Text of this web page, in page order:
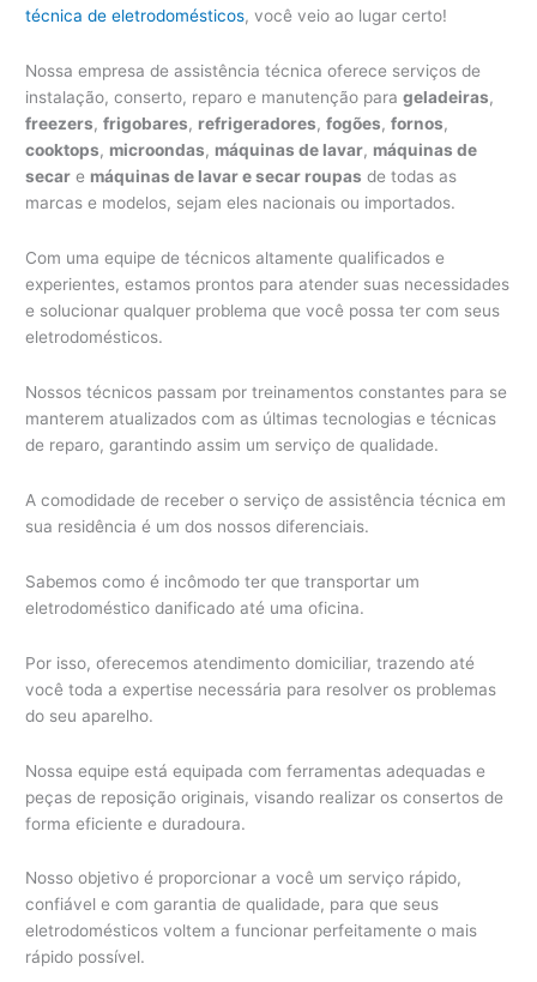
técnica de eletrodomésticos, você veio ao lugar certo!
Nossa empresa de assistência técnica oferece serviços de
instalação, conserto, reparo e manutenção parageladeiras,
freezers,frigobares, refrigeradores,fogões,fornos,
cooktops, microondas, máquinas de lavar, máquinas de
secar e máquinas de lavar e secar roupas de todas as
marcas e modelos, sejam eles nacionais ou importados.
Com uma equipe de técnicos altamente qualificados e
experientes, estamos prontos para atender suas necessidades
e solucionar qualquer problema que você possa ter com seus
eletrodomésticos.
Nossos técnicos passam por treinamentos constantes para se
manterem atualizados com as últimas tecnologias e técnicas
de reparo, garantindo assim um serviço de qualidade.
A comodidade de receber o serviço de assistência técnica em
sua residência é um dos nossos diferenciais.
Sabemos como é incômodo ter que transportar um
eletrodoméstico danificado até uma oficina.
Por isso, oferecemos atendimento domiciliar, trazendo até
você toda a expertise necessária para resolver os problemas
do seu aparelho.
Nossa equipe está equipada com ferramentas adequadas e
peças de reposição originais, visando realizar os consertos de
forma eficiente e duradoura.
Nosso objetivo é proporcionar a você um serviço rápido,
confiável e com garantia de qualidade, para que seus
eletrodomésticos voltem a funcionar perfeitamente o mais
rápido possível.